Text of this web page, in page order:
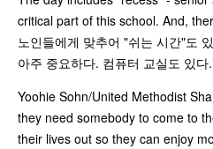
critical part of this school. And,
노인들에게 맞추어 "쉬는 시간"도
아주 중요하다. 컴퓨터 교실도 있다.
Yoohie Sohn/United Methodist
they need somebody to come to
their lives out so they can enjoy